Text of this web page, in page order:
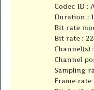
Codec ID :
Duration :
Bit rate
Bit rate :
Channel(s)
Channel
Sampling
Frame rate